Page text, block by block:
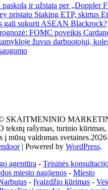
ir užstatą per „Doppler
pristato Staking ETP, skirtus
gali sukurti ASEAN Blackrock?
FOMC poveikis
žuvus darbuotojui,
SKAITMENINIO
rašymas, turinio kūrimas,
į mūsų valdomas svetaines.2026
| Powered by WordPress.
agentūra - Teisinės
miesto naujienos - Miesto
- Įvaizdžio kūrimas -